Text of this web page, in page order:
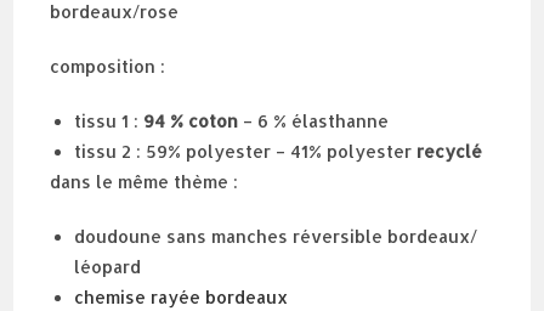
bordeaux/rose
composition :
tissu 1 : 94 % coton – 6 % élasthanne
tissu 2 : 59% polyester – 41% polyester recyclé
dans le même thème :
doudoune sans manches réversible bordeaux/
léopard
chemise rayée bordeaux